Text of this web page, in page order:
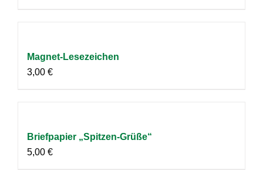
Magnet-Lesezeichen
3,00 €
Briefpapier „Spitzen-Grüße“
5,00 €